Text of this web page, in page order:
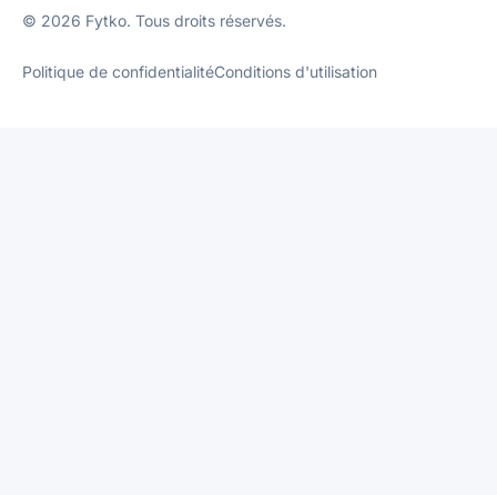
© 2026 Fytko. Tous droits réservés.
Politique de confidentialitéConditions d'utilisation